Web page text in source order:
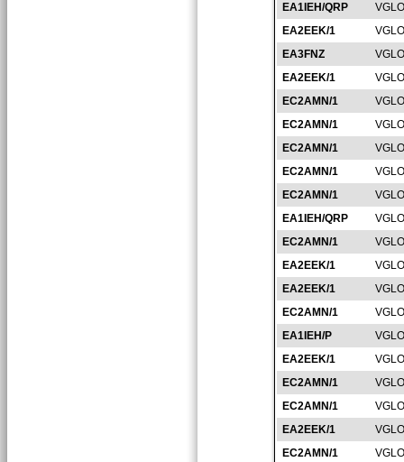
EA1IEH/QRP
EA2EEK/1
EA3FNZ
EA2EEK/1
EC2AMN/1
EC2AMN/1
EC2AMN/1
EC2AMN/1
EC2AMN/1
EA1IEH/QRP
EC2AMN/1
EA2EEK/1
EA2EEK/1
EC2AMN/1
EA1IEH/P
EA2EEK/1
EC2AMN/1
EC2AMN/1
EA2EEK/1
EC2AMN/1